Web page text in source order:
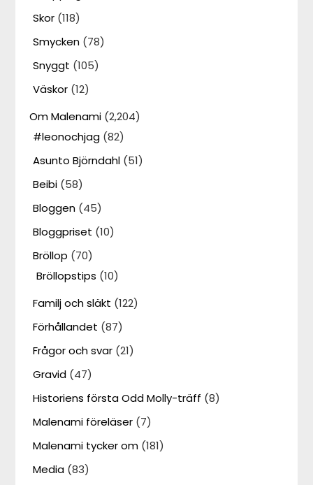
Skor (118)
Smycken (78)
Snyggt (105)
Väskor (12)
Om Malenami (2,204)
#leonochjag (82)
Asunto Björndahl (51)
Beibi (58)
Bloggen (45)
Bloggpriset (10)
Bröllop (70)
Bröllopstips (10)
Familj och släkt (122)
Förhållandet (87)
Frågor och svar (21)
Gravid (47)
Historiens första Odd Molly-träff (8)
Malenami föreläser (7)
Malenami tycker om (181)
Media (83)